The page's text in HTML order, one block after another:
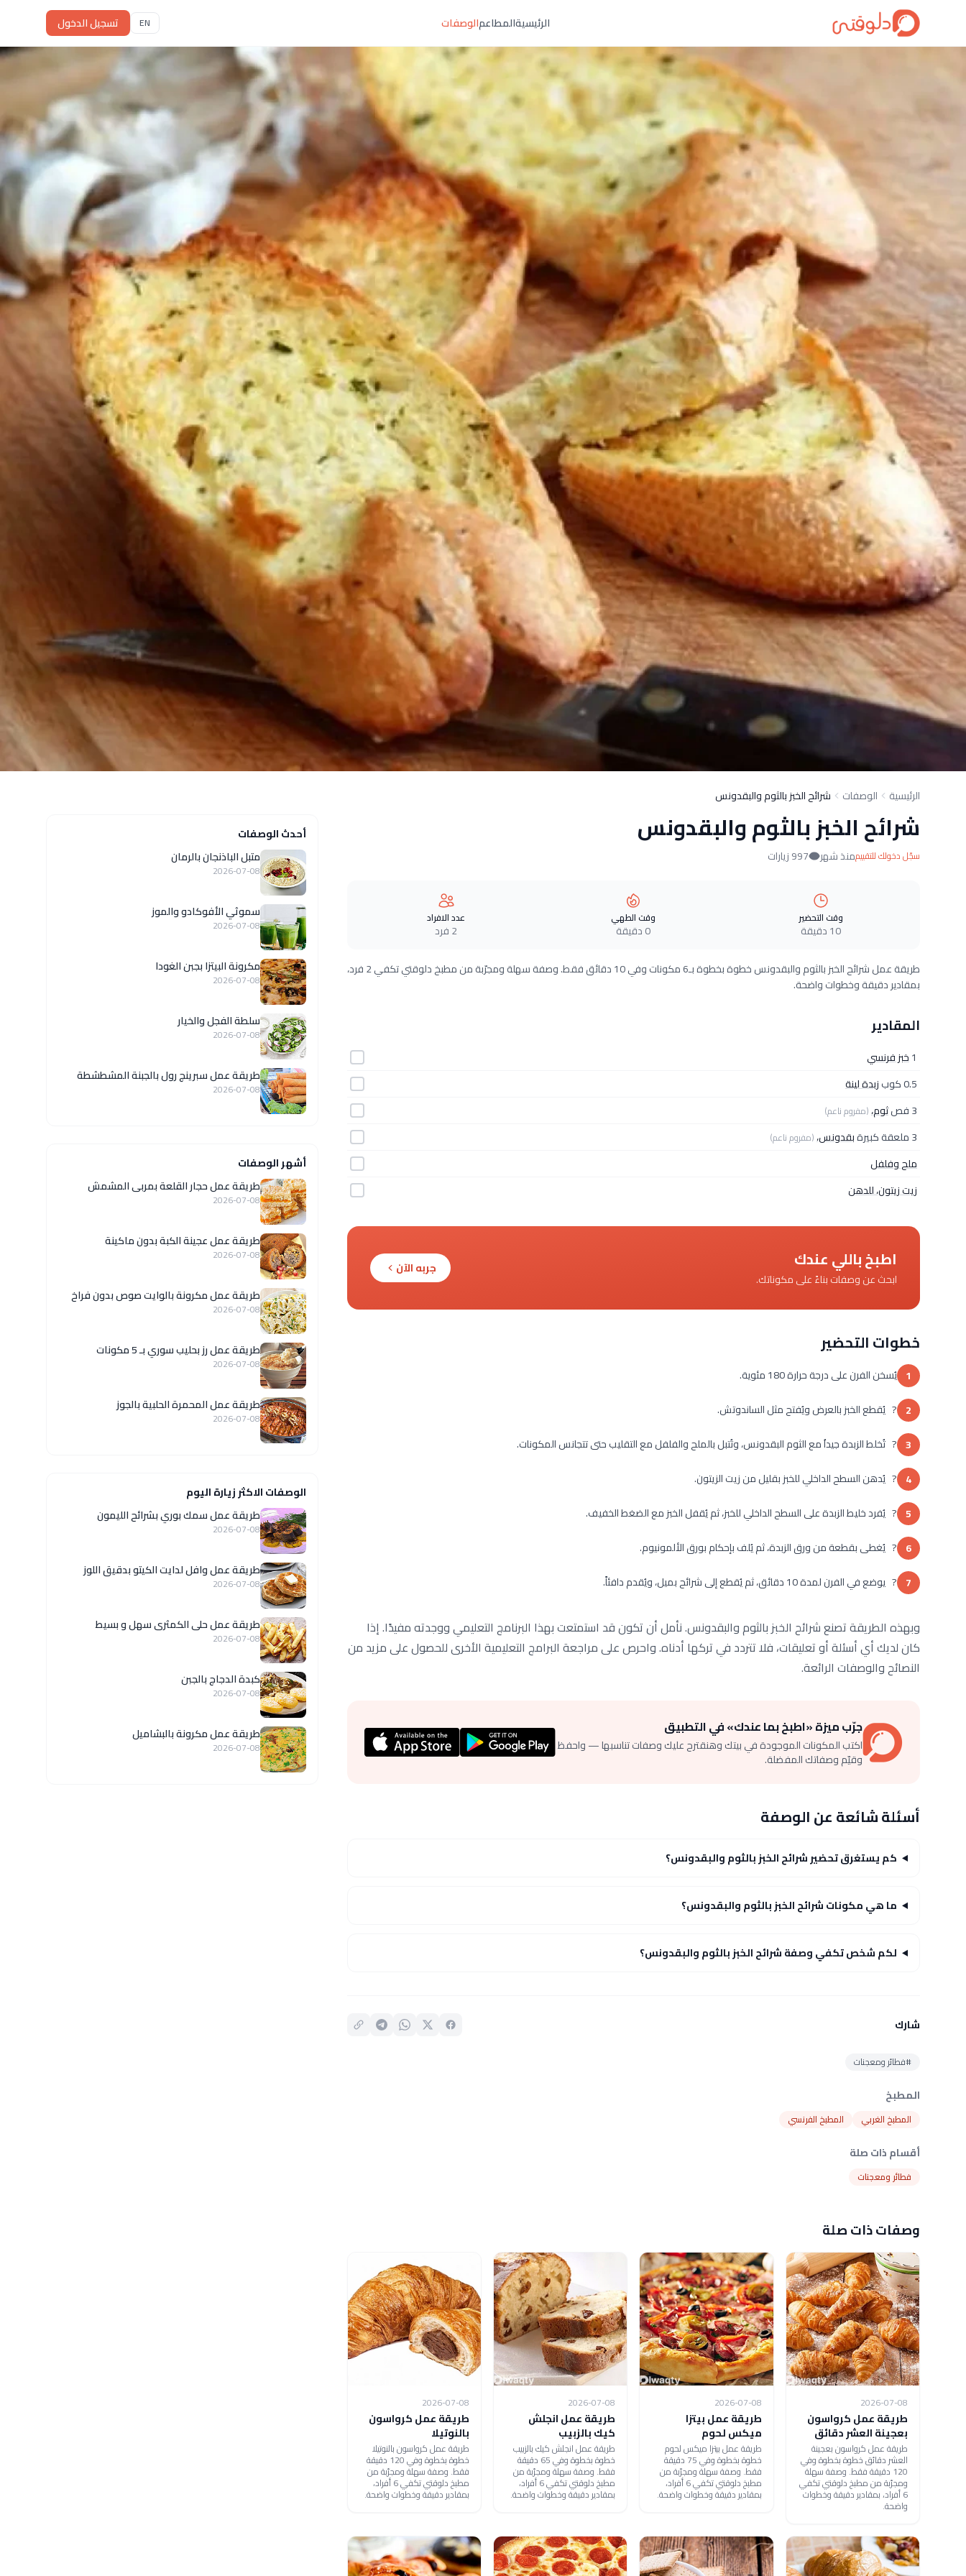
الرئيسيةالمطاعمالوصفات EN تسجيل الدخول
الرئيسية الوصفات شرائح الخبز بالثوم والبقدونس
شرائح الخبز بالثوم والبقدونس
سجّل دخولك للتقييممنذ شهر 997 زيارات
وقت التحضير
10 دقيقة
وقت الطهي
0 دقيقة
عدد الافراد
2 فرد
طريقة عمل شرائح الخبز بالثوم والبقدونس خطوة بخطوة بـ6 مكونات وفي 10 دقائق فقط. وصفة سهلة ومجرّبة من مطبخ دلوقتي تكفي 2 فرد،
بمقادير دقيقة وخطوات واضحة.
المقادير
1خبز فرنسي
0.5 كوب
زبدة لينة
3 فص
ثوم،(مفروم ناعم)
3 ملعقة كبيرة بقدونس،(مفروم ناعم)
ملح وفلفل
زيت زيتون، للدهن
اطبخ باللي عندك
ابحث عن وصفات بناءً على مكوناتك.
جربه الآن
خطوات التحضير
1 يُسخن الفرن على درجة حرارة 180 مئوية.
2 ? يُقطع الخبز بالعرض ويُفتح مثل الساندوتش.
3 ? تُخلط الزبدة جيداُ مع الثوم البقدونس، وتُتبل بالملح والفلفل مع التقليب حتى تتجانس المكونات.
4 ? يُدهن السطح الداخلي للخبز بقليل من زيت الزيتون.
5 ? يُفرد خليط الزبدة على السطح الداخلي للخبز، ثم يُقفل الخبز مع الضغط الخفيف.
6 ? يُغطى بقطعة من ورق الزبدة، ثم يُلف بإحكام بورق الألمونيوم.
7 ? يوضع في الفرن لمدة 10 دقائق، ثم يُقطع إلى شرائح بميل، ويُقدم دافئاً.
وبهذه الطريقة تصنع شرائح الخبز بالثوم والبقدونس. نأمل أن تكون قد استمتعت بهذا البرنامج التعليمي ووجدته مفيدًا. إذا
كان لديك أي أسئلة أو تعليقات، فلا تتردد في تركها أدناه. واحرص على مراجعة البرامج التعليمية الأخرى للحصول على مزيد من
النصائح والوصفات الرائعة.
جرّب ميزة «اطبخ بما عندك» في التطبيق
اكتب المكونات الموجودة في بيتك وهنقترح عليك وصفات تناسبها — واحفظ
وقيّم وصفاتك المفضلة.
أسئلة شائعة عن الوصفة
كم يستغرق تحضير شرائح الخبز بالثوم والبقدونس؟
ما هي مكونات شرائح الخبز بالثوم والبقدونس؟
لكم شخص تكفي وصفة شرائح الخبز بالثوم والبقدونس؟
شارك
#فطائر ومعجنات
المطبخ
المطبخ الغربي المطبخ الفرنسي
أقسام ذات صلة
فطائر ومعجنات
وصفات ذات صلة
2026-07-08
طريقة عمل كرواسون
بعجينة العشر دقائق
طريقة عمل كرواسون بعجينة
العشر دقائق خطوة بخطوة وفي
120 دقيقة فقط. وصفة سهلة
ومجرّبة من مطبخ دلوقتي تكفي
6 أفراد، بمقادير دقيقة وخطوات
واضحة.
2026-07-08
طريقة عمل بيتزا
ميكس لحوم
طريقة عمل بيتزا ميكس لحوم
خطوة بخطوة وفي 75 دقيقة
فقط. وصفة سهلة ومجرّبة من
مطبخ دلوقتي تكفي 6 أفراد،
بمقادير دقيقة وخطوات واضحة.
2026-07-08
طريقة عمل انجلش
كيك بالزبيب
طريقة عمل انجلش كيك بالزبيب
خطوة بخطوة وفي 65 دقيقة
فقط. وصفة سهلة ومجرّبة من
مطبخ دلوقتي تكفي 6 أفراد،
بمقادير دقيقة وخطوات واضحة.
2026-07-08
طريقة عمل كرواسون
بالنوتيلا
طريقة عمل كرواسون بالنوتيلا
خطوة بخطوة وفي 120 دقيقة
فقط. وصفة سهلة ومجرّبة من
مطبخ دلوقتي تكفي 6 أفراد،
بمقادير دقيقة وخطوات واضحة.
أحدث الوصفات
متبل الباذنجان بالرمان
2026-07-08
سموثي الأفوكادو والموز
2026-07-08
مكرونة البيتزا بجبن الغودا
2026-07-08
سلطة الفجل والخيار
2026-07-08
طريقة عمل سبرينج رول بالجبنة المشطشطة
2026-07-08
أشهر الوصفات
طريقة عمل حجار القلعة بمربى المشمش
2026-07-08
طريقة عمل عجينة الكبة بدون ماكينة
2026-07-08
طريقة عمل مكرونة بالوايت صوص بدون فراخ
2026-07-08
طريقة عمل رز بحليب سوري بـ 5 مكونات
2026-07-08
طريقة عمل المحمرة الحلبية بالجوز
2026-07-08
الوصفات الاكثر زيارة اليوم
طريقة عمل سمك بوري بشرائح الليمون
2026-07-08
طريقة عمل وافل لدايت الكيتو بدقيق اللوز
2026-07-08
طريقة عمل حلى الكمثرى سهل و بسيط
2026-07-08
كبدة الدجاج بالجبن
2026-07-08
طريقة عمل مكرونة بالبشاميل
2026-07-08